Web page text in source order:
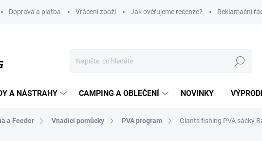
Doprava a platba Vrácení zboží Jak ověřujeme recenze? Reklamační
Hledat
A NÁSTRAHY CAMPING A OBLEČENÍ NOVINKY
a Feeder Vnadící pomůcky PVA program Giants fishing PVA sáčky